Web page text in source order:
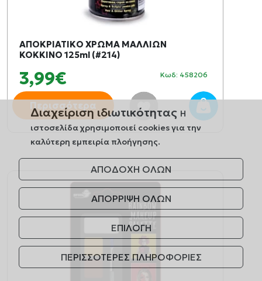
ΑΠΟΚΡΙΑΤΙΚO ΧΡΩΜΑ ΜΑΛΛΙΩΝ
ΚΟΚΚΙΝΟ 125ml (#214)
3,99€ Κωδ: 458206
Περισσότερα
Διαχείριση ιδιωτικότητας Η
ιστοσελίδα χρησιμοποιεί cookies για την
καλύτερη εμπειρία πλοήγησης.
ΑΠΟΔΟΧΗ ΟΛΩΝ
ΑΠΟΡΡΙΨΗ ΟΛΩΝ
ΕΠΙΛΟΓΗ
ΠΕΡΙΣΣΟΤΕΡΕΣ ΠΛΗΡΟΦΟΡΙΕΣ